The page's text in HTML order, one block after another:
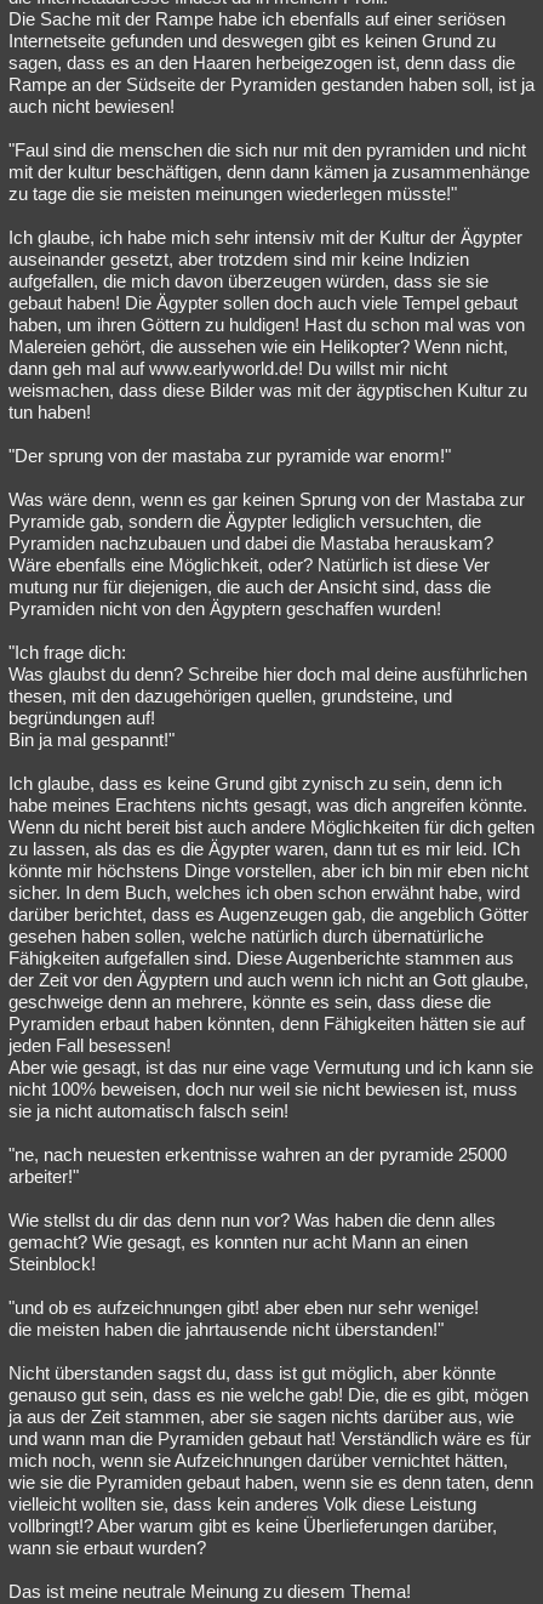
Die Sache mit der Rampe habe ich ebenfalls auf einer seriösen
Internetseite gefunden und deswegen gibt es keinen Grund zu
sagen, dass es an den Haaren herbeigezogen ist, denn dass die
Rampe an der Südseite der Pyramiden gestanden haben soll, ist ja
auch nicht bewiesen!
"Faul sind die menschen die sich nur mit den pyramiden und nicht
mit der kultur beschäftigen, denn dann kämen ja zusammenhänge
zu tage die sie meisten meinungen wiederlegen müsste!"
Ich glaube, ich habe mich sehr intensiv mit der Kultur der Ägypter
auseinander gesetzt, aber trotzdem sind mir keine Indizien
aufgefallen, die mich davon überzeugen würden, dass sie sie
gebaut haben! Die Ägypter sollen doch auch viele Tempel gebaut
haben, um ihren Göttern zu huldigen! Hast du schon mal was von
Malereien gehört, die aussehen wie ein Helikopter? Wenn nicht,
dann geh mal auf www.earlyworld.de! Du willst mir nicht
weismachen, dass diese Bilder was mit der ägyptischen Kultur zu
tun haben!
"Der sprung von der mastaba zur pyramide war enorm!"
Was wäre denn, wenn es gar keinen Sprung von der Mastaba zur
Pyramide gab, sondern die Ägypter lediglich versuchten, die
Pyramiden nachzubauen und dabei die Mastaba herauskam?
Wäre ebenfalls eine Möglichkeit, oder? Natürlich ist diese Ver
mutung nur für diejenigen, die auch der Ansicht sind, dass die
Pyramiden nicht von den Ägyptern geschaffen wurden!
"Ich frage dich:
Was glaubst du denn? Schreibe hier doch mal deine ausführlichen
thesen, mit den dazugehörigen quellen, grundsteine, und
begründungen auf!
Bin ja mal gespannt!"
Ich glaube, dass es keine Grund gibt zynisch zu sein, denn ich
habe meines Erachtens nichts gesagt, was dich angreifen könnte.
Wenn du nicht bereit bist auch andere Möglichkeiten für dich gelten
zu lassen, als das es die Ägypter waren, dann tut es mir leid. ICh
könnte mir höchstens Dinge vorstellen, aber ich bin mir eben nicht
sicher. In dem Buch, welches ich oben schon erwähnt habe, wird
darüber berichtet, dass es Augenzeugen gab, die angeblich Götter
gesehen haben sollen, welche natürlich durch übernatürliche
Fähigkeiten aufgefallen sind. Diese Augenberichte stammen aus
der Zeit vor den Ägyptern und auch wenn ich nicht an Gott glaube,
geschweige denn an mehrere, könnte es sein, dass diese die
Pyramiden erbaut haben könnten, denn Fähigkeiten hätten sie auf
jeden Fall besessen!
Aber wie gesagt, ist das nur eine vage Vermutung und ich kann sie
nicht 100% beweisen, doch nur weil sie nicht bewiesen ist, muss
sie ja nicht automatisch falsch sein!
"ne, nach neuesten erkentnisse wahren an der pyramide 25000
arbeiter!"
Wie stellst du dir das denn nun vor? Was haben die denn alles
gemacht? Wie gesagt, es konnten nur acht Mann an einen
Steinblock!
"und ob es aufzeichnungen gibt! aber eben nur sehr wenige!
die meisten haben die jahrtausende nicht überstanden!"
Nicht überstanden sagst du, dass ist gut möglich, aber könnte
genauso gut sein, dass es nie welche gab! Die, die es gibt, mögen
ja aus der Zeit stammen, aber sie sagen nichts darüber aus, wie
und wann man die Pyramiden gebaut hat! Verständlich wäre es für
mich noch, wenn sie Aufzeichnungen darüber vernichtet hätten,
wie sie die Pyramiden gebaut haben, wenn sie es denn taten, denn
vielleicht wollten sie, dass kein anderes Volk diese Leistung
vollbringt!? Aber warum gibt es keine Überlieferungen darüber,
wann sie erbaut wurden?
Das ist meine neutrale Meinung zu diesem Thema!